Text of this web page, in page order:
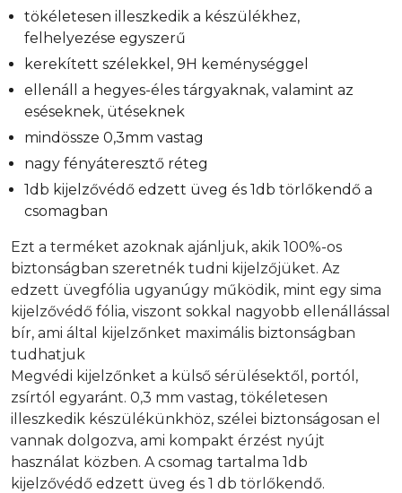
tökéletesen illeszkedik a készülékhez,
felhelyezése egyszerű
kerekített szélekkel, 9H keménységgel
ellenáll a hegyes-éles tárgyaknak, valamint az
eséseknek, ütéseknek
mindössze 0,3mm vastag
nagy fényáteresztő réteg
1db kijelzővédő edzett üveg és 1db törlőkendő a
csomagban
Ezt a terméket azoknak ajánljuk, akik 100%-os
biztonságban szeretnék tudni kijelzőjüket. Az
edzett üvegfólia ugyanúgy működik, mint egy sima
kijelzővédő fólia, viszont sokkal nagyobb ellenállással
bír, ami által kijelzőnket maximális biztonságban
tudhatjuk
Megvédi kijelzőnket a külső sérülésektől, portól,
zsírtól egyaránt. 0,3 mm vastag, tökéletesen
illeszkedik készülékünkhöz, szélei biztonságosan el
vannak dolgozva, ami kompakt érzést nyújt
használat közben. A csomag tartalma 1db
kijelzővédő edzett üveg és 1 db törlőkendő.